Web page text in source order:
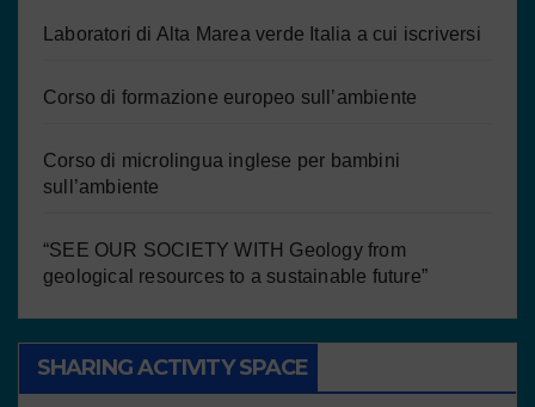
Laboratori di Alta Marea verde Italia a cui iscriversi
Corso di formazione europeo sull’ambiente
Corso di microlingua inglese per bambini
sull’ambiente
“SEE OUR SOCIETY WITH Geology from
geological resources to a sustainable future”
SHARING ACTIVITY SPACE